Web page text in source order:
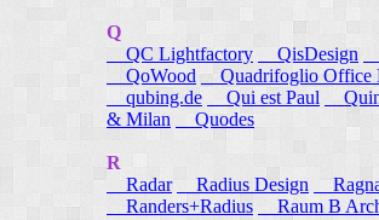
Q
QC Lightfactory
QisDesign
QoWood Quadrifoglio Office
qubing.de
Qui est Paul
& Milan
Quodes
R
Radar
Radius Design
Randers+Radius
Raum B